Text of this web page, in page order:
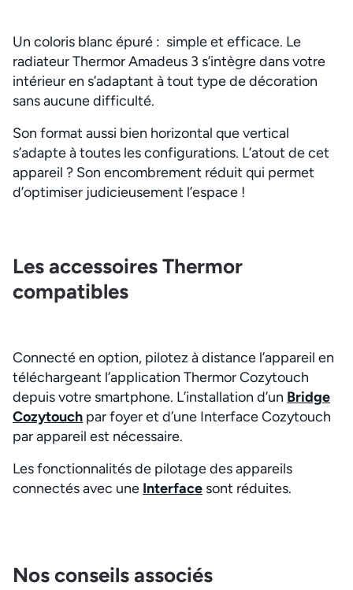
Un coloris blanc épuré : simple et efficace. Le
radiateur Thermor Amadeus 3 s’intègre dans votre
intérieur en s’adaptant à tout type de décoration
sans aucune difficulté.
Son format aussi bien horizontal que vertical
s’adapte à toutes les configurations. L’atout de cet
appareil ? Son encombrement réduit qui permet
d’optimiser judicieusement l’espace !
Les accessoires Thermor
compatibles
Connecté en option, pilotez à distance l’appareil en
téléchargeant l’application Thermor Cozytouch
depuis votre smartphone. L’installation d’un Bridge
Cozytouch par foyer et d’une Interface Cozytouch
par appareil est nécessaire.
Les fonctionnalités de pilotage des appareils
connectés avec une Interface sont réduites.
Nos conseils associés